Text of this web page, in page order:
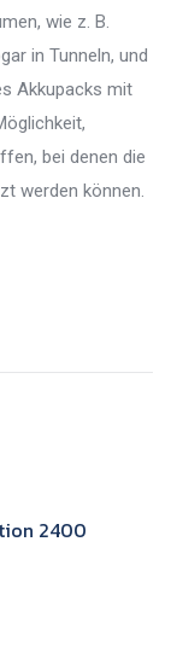
wie z. B.
in Tunneln, und
Akkupacks mit
bei denen die
werden können.
2400